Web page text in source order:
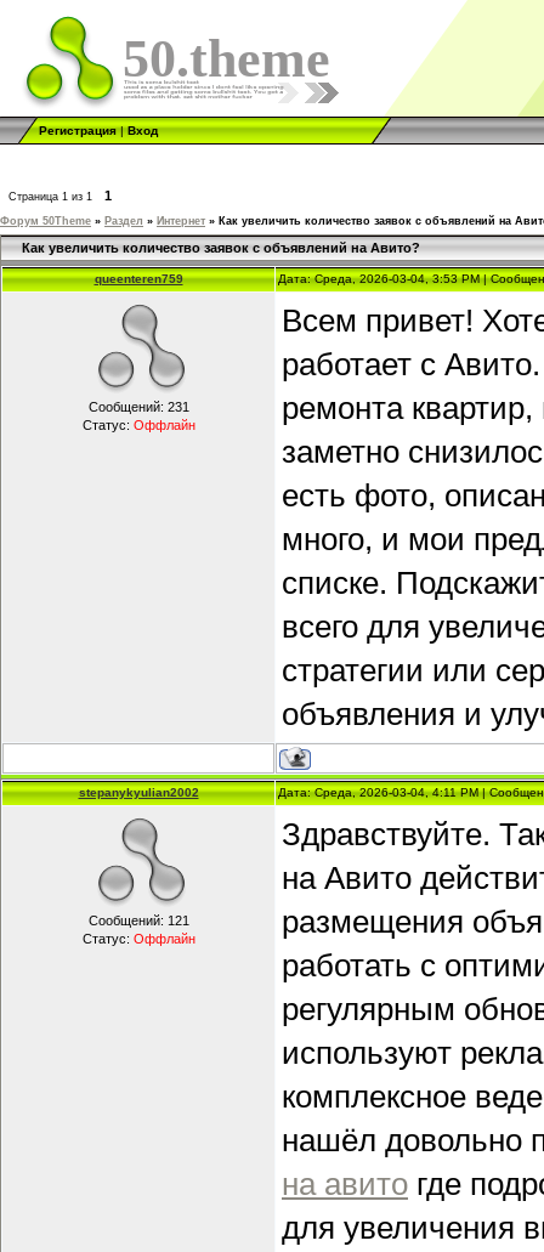
50.theme
Регистрация|Вход
Страница 1 из 1 1
Форум 50Theme » Раздел » Интернет » Как увеличить количество заявок с объявлений на
Как увеличить количество заявок с объявлений на Авито?
queenteren759 Дата: Среда, 2026-03-04, 3:53 PM |
Сообщений: 231
Статус: Оффлайн
Всем привет!
работает с
ремонта
заметно
есть фото,
много, и мои
списке.
всего для
стратегии или
объявления и
stepanykyulian2002 Дата: Среда, 2026-03-04, 4:11 PM |
Сообщений: 121
Статус: Оффлайн
Здравствуйте.
на Авито
размещения
работать с
регулярным
используют
комплексное
нашёл довольно
на авито где
для увеличения